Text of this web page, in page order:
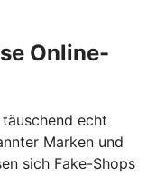
Online-
echt
Marken und
sich Fake-Shops